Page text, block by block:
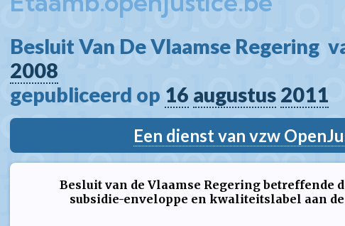
Besluit Van De Vlaamse Regering
2008
gepubliceerd op 16 augustus 2011
Een dienst van vzw
Besluit van de Vlaamse Regering betreffende
subsidie-enveloppe en kwaliteitslabel aan